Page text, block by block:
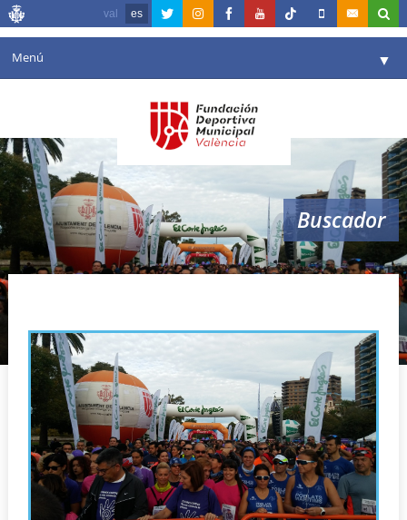
val es
Menú ▼
Agenda
Instalaciones ▼
Comunicación ▼
Valencia en deporte ▼
Reservas
Buscador
Maltractament